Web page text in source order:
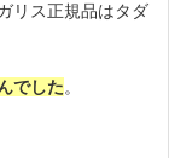
リス正規品はタダ
でした。